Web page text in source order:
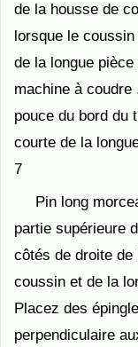
de la housse de
lorsque le
de la longue
machine à
pouce du bord du
courte de la
7
Pin long
partie supérieure
côtés de droite de
coussin et de la
Placez des
perpendiculaire